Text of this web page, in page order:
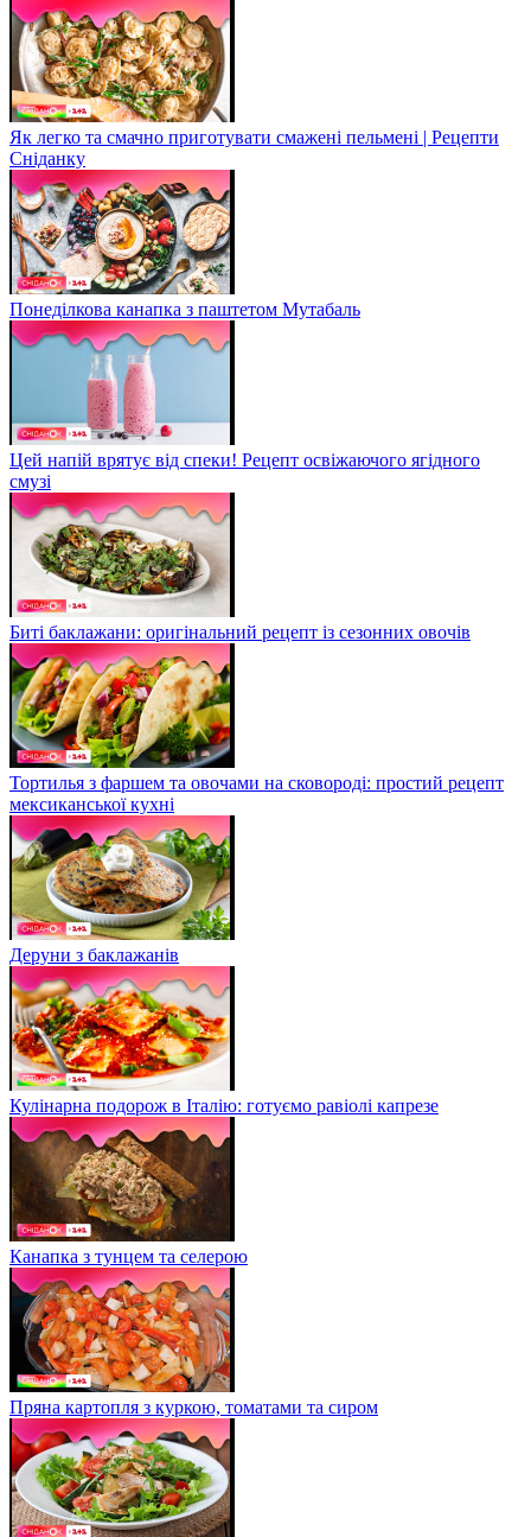
Як легко та смачно приготувати смажені пельмені | Рецепти
Сніданку
Понеділкова канапка з паштетом Мутабаль
Цей напій врятує від спеки! Рецепт освіжаючого ягідного
смузі
Биті баклажани: оригінальний рецепт із сезонних овочів
Тортилья з фаршем та овочами на сковороді: простий рецепт
мексиканської кухні
Деруни з баклажанів
Кулінарна подорож в Італію: готуємо равіолі капрезе
Канапка з тунцем та селерою
Пряна картопля з куркою, томатами та сиром